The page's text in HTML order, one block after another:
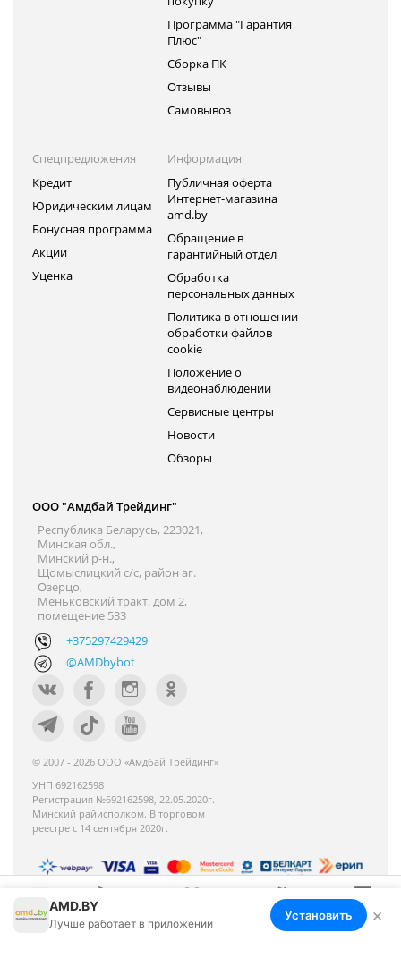
Меню Корзина Избранное Сравнение Войти
Программа "Гарантия
Плюс"
Сборка ПК
Отзывы
Самовывоз
Спецпредложения
Кредит
Юридическим лицам
Бонусная программа
Акции
Уценка
Информация
Публичная оферта
Интернет-магазина
amd.by
Обращение в
гарантийный отдел
Обработка
персональных данных
Политика в отношении
обработки файлов
cookie
Положение о
видеонаблюдении
Сервисные центры
Новости
Обзоры
ООО "Амдбай Трейдинг"
Республика Беларусь, 223021,
Минская обл.,
Минский р-н.,
Щомыслицкий с/с, район аг.
Озерцо,
Меньковский тракт, дом 2,
помещение 533
+375297429429
@AMDbybot
© 2007 - 2026 ООО «Амдбай Трейдинг»
УНП 692162598
Регистрация №692162598, 22.05.2020г.
Минский райисполком. В торговом
реестре с 14 сентября 2020г.
Номер телефона работников местных
исполнительных и распорядительных органов по
AMD.BY
Лучше работает в приложении
Установить ×